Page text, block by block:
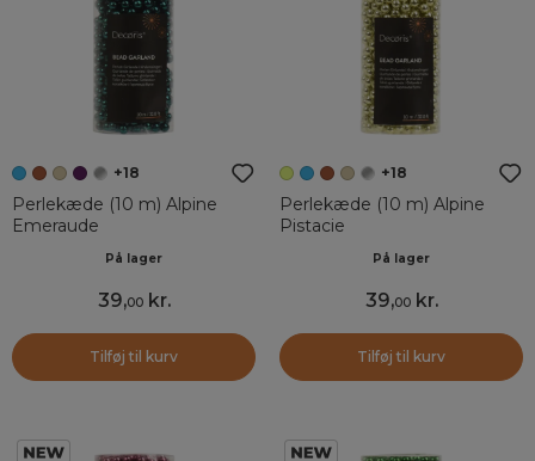
+18
Perlekæde (10 m) Alpine
Emeraude
På lager
39,00kr.
Tilføj til kurv
+18
Perlekæde (10 m) Alpine
Pistacie
På lager
39,00kr.
Tilføj til kurv